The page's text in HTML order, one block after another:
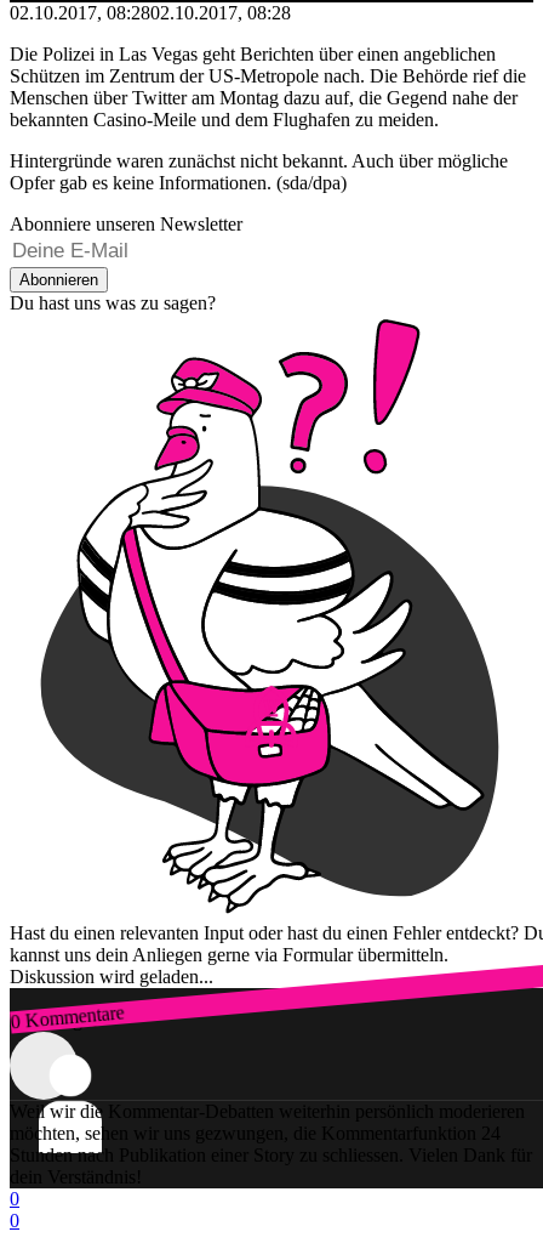
02.10.2017, 08:2802.10.2017, 08:28
Die Polizei in Las Vegas geht Berichten über einen angeblichen
Schützen im Zentrum der US-Metropole nach. Die Behörde rief die
Menschen über Twitter am Montag dazu auf, die Gegend nahe der
bekannten Casino-Meile und dem Flughafen zu meiden.
Hintergründe waren zunächst nicht bekannt. Auch über mögliche
Opfer gab es keine Informationen. (sda/dpa)
Abonniere unseren Newsletter
Abonnieren
Du hast uns was zu sagen?
Hast du einen relevanten Input oder hast du einen Fehler entdeckt?
kannst uns dein Anliegen gerne via Formular übermitteln.
Diskussion wird geladen...
0 Kommentare
Zum Login
Weil wir die Kommentar-Debatten weiterhin persönlich moderieren
möchten, sehen wir uns gezwungen, die Kommentarfunktion 24
Stunden nach Publikation einer Story zu schliessen. Vielen Dank für
dein Verständnis!
0
0